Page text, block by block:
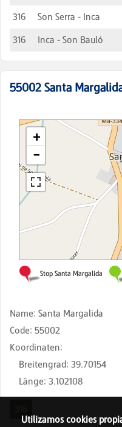
316
Son Serra - Inca
316
Inca - Son Bauló
55002 Santa
Name: Santa Margalida
Code: 55002
Koordinaten:
Breitengrad: 39.70154
Länge: 3.102108
Utilizamos cookies